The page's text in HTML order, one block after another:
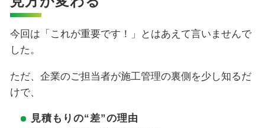
今回は「これが重要です！」とはあえて言いませんで
した。
ただ、企業のご担当者が施工管理の裏側を少し知るだ
けで、
見積もりの“差”の理由